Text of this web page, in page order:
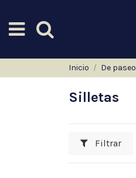
Inicio De paseo
Silletas
Filtrar